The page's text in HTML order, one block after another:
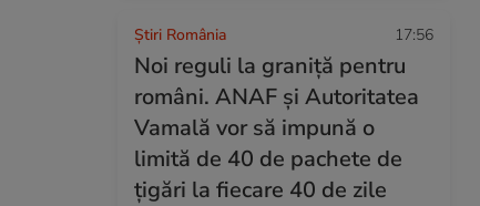
Știri România 17:56
Noi reguli la graniță pentru
români. ANAF și Autoritatea
Vamală vor să impună o
limită de 40 de pachete de
țigări la fiecare 40 de zile